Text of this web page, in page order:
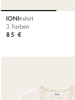
IONI t-shirt
3 Farben
85 €